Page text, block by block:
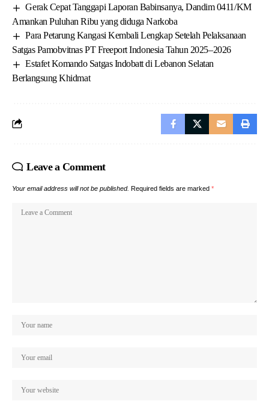
Gerak Cepat Tanggapi Laporan Babinsanya, Dandim 0411/KM
Amankan Puluhan Ribu yang diduga Narkoba
Para Petarung Kangasi Kembali Lengkap Setelah Pelaksanaan
Satgas Pamobvitnas PT Freeport Indonesia Tahun 2025–2026
Estafet Komando Satgas Indobatt di Lebanon Selatan
Berlangsung Khidmat
Leave a Comment
Your email address will not be published. Required fields are marked *